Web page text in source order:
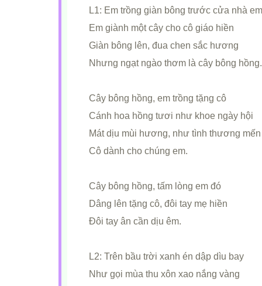
L1: Em trồng giàn bông trước cửa nhà em
Em giành một cây cho cô giáo hiền
Giàn bông lên, đua chen sắc hương
Nhưng ngạt ngào thơm là cây bông hồng.
Cây bông hồng, em trồng tặng cô
Cánh hoa hồng tươi như khoe ngày hội
Mát dịu mùi hương, như tình thương mến
Cô dành cho chúng em.
Cây bông hồng, tấm lòng em đó
Dâng lên tặng cô, đôi tay mẹ hiền
Đôi tay ân cần dịu êm.
L2: Trên bầu trời xanh én dập dìu bay
Như gọi mùa thu xôn xao nắng vàng